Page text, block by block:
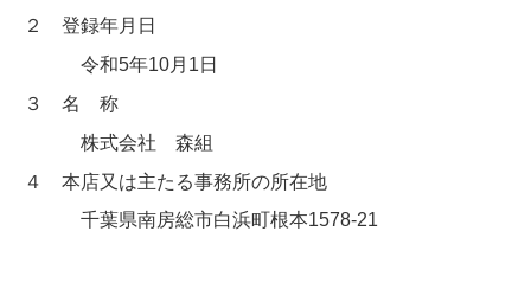
２ 登録年月日
令和5年10月1日
３ 名 称
株式会社 森組
４ 本店又は主たる事務所の所在地
千葉県南房総市白浜町根本1578-21